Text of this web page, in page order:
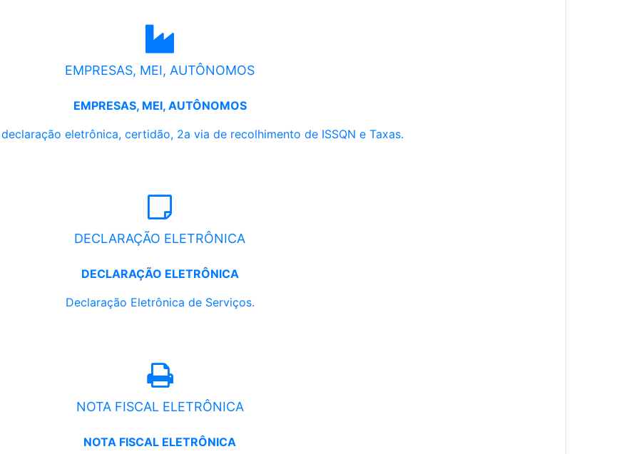
EMPRESAS, MEI, AUTÔNOMOS
EMPRESAS, MEI, AUTÔNOMOS
eletrônica, certidão, 2a via de recolhimento de ISSQN e Taxas.
DECLARAÇÃO ELETRÔNICA
DECLARAÇÃO ELETRÔNICA
Declaração Eletrônica de Serviços.
NOTA FISCAL ELETRÔNICA
NOTA FISCAL ELETRÔNICA